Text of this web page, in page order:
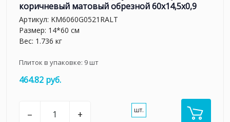
коричневый матовый обрезной 60x14,5x0,9
Артикул: KM6060G0521RALT
Размер: 14*60 см
Вес: 1.736 кг
Плиток в упаковке: 9шт
464.82 руб.
– + шт.